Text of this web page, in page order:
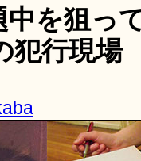
中を狙っ
犯行現場